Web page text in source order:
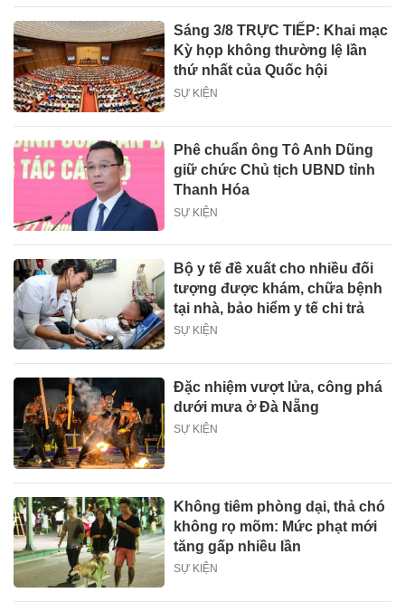
Sáng 3/8 TRỰC TIẾP: Khai mạc
Kỳ họp không thường lệ lần
thứ nhất của Quốc hội
SỰ KIỆN
Phê chuẩn ông Tô Anh Dũng
giữ chức Chủ tịch UBND tỉnh
Thanh Hóa
SỰ KIỆN
Bộ y tế đề xuất cho nhiều đối
tượng được khám, chữa bệnh
tại nhà, bảo hiểm y tế chi trả
SỰ KIỆN
Đặc nhiệm vượt lửa, công phá
dưới mưa ở Đà Nẵng
SỰ KIỆN
Không tiêm phòng dại, thả chó
không rọ mõm: Mức phạt mới
tăng gấp nhiều lần
SỰ KIỆN